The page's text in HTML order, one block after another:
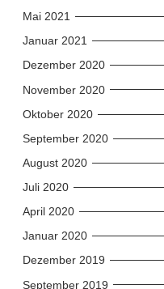
Mai 2021
Januar 2021
Dezember 2020
November 2020
Oktober 2020
September 2020
August 2020
Juli 2020
April 2020
Januar 2020
Dezember 2019
September 2019